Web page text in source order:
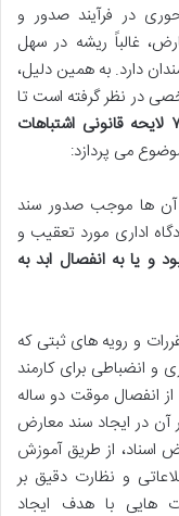
در فرآیند صدور و
غالباً ریشه در سهل
دارد. به همین دلیل،
در نظر گرفته است تا
ماده ۷ لایحه قانونی اشتباهات
می پردازد:
آن ها موجب صدور سند
اداری مورد تعقیب و
۲ سال نخواهد بود و یا به انفصال ابد به
و رویه های ثبتی که
و انضباطی برای کارمند
انفصال موقت دو ساله
آن در ایجاد سند معارض
اسناد، از طریق آموزش
و نظارت دقیق بر
هایی با هدف ایجاد